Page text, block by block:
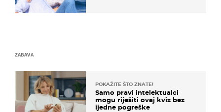
ZABAVA
POKAŽITE ŠTO ZNATE!
Samo pravi intelektualci
mogu riješiti ovaj kviz bez
ijedne pogreške